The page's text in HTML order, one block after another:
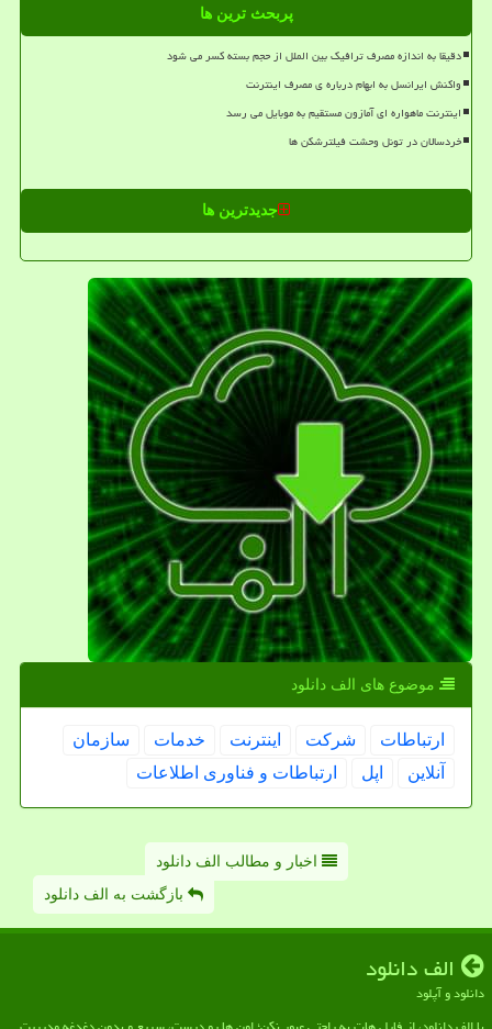
پربحث ترین ها
دقیقا به اندازه مصرف ترافیک بین الملل از حجم بسته کسر می شود
واکنش ایرانسل به ابهام درباره ی مصرف اینترنت
اینترنت ماهواره ای آمازون مستقیم به موبایل می رسد
خردسالان در تونل وحشت فیلترشکن ها
جدیدترین ها
موضوع های الف دانلود
ارتباطات شركت اینترنت خدمات
سازمان
آنلاین
اپل ارتباطات و فناوری اطلاعات
اخبار و مطالب الف دانلود
بازگشت به الف دانلود
الف دانلود
دانلود و آپلود